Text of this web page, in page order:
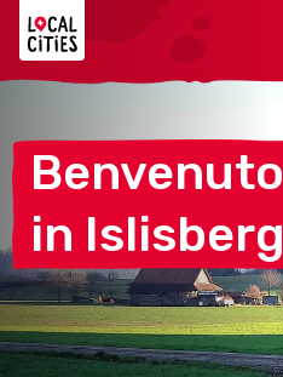
Benvenuto
in Islisberg